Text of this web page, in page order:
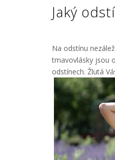
Jaký
Na odstínu
tmavovlásky jsou
odstínech. Žlutá